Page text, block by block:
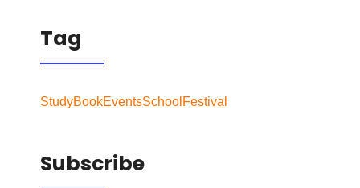
Tag
StudyBookEventsSchool Festival
Subscribe